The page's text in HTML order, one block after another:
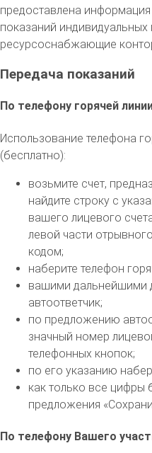
предоставлена
показаний индивидуальных
ресурсоснабжающие
Передача показаний
По телефону горячей
Использование телефона
(бесплатно):
возьмите счет,
найдите строку с
вашего лицевого
левой части
кодом;
наберите телефон
вашими дальнейшими
автоответчик;
по предложению
значный номер
телефонных кнопок;
по его указанию
как только все цифры
предложения
По телефону Вашего